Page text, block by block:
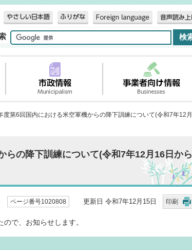
度第6回国内における米空軍機からの降下訓練について(令和7年12月
らの降下訓練について(令和7年12月16日から
ページ番号1020808 更新日 令和7年12月15日 印刷
で、お知らせします。